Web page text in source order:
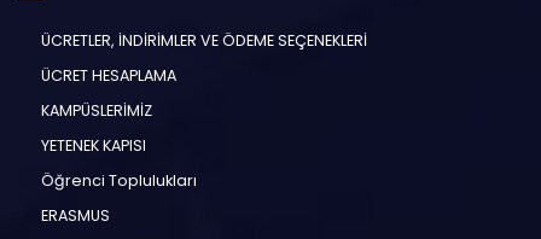
ÜCRETLER, İNDİRİMLER VE ÖDEME SEÇENEKLERİ
ÜCRET HESAPLAMA
KAMPÜSLERİMİZ
YETENEK KAPISI
Öğrenci Toplulukları
ERASMUS